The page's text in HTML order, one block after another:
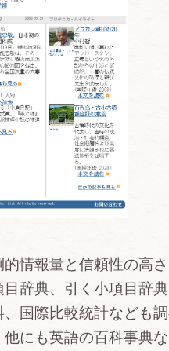
情報量と信頼性の高
辞典、引く小項目辞
国際比較統計なども
にも英語の百科事典な